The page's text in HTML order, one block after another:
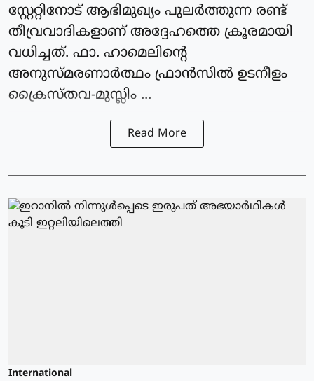
സ്റ്റേറ്റിനോട് ആഭിമുഖ്യം പുലര്‍ത്തുന്ന രണ്ട്
തീവ്രവാദികളാണ് അദ്ദേഹത്തെ ക്രൂരമായി
വധിച്ചത്. ഫാ. ഹാമെലിന്റെ
അനുസ്മരണാര്‍ത്ഥം ഫ്രാന്‍സില്‍ ഉടനീളം
ക്രൈസ്തവ-മുസ്ലിം ...
Read More
International